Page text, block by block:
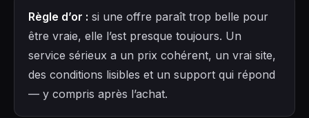
Règle d’or : si une offre paraît trop belle pour
être vraie, elle l’est presque toujours. Un
service sérieux a un prix cohérent, un vrai site,
des conditions lisibles et un support qui répond
— y compris après l’achat.